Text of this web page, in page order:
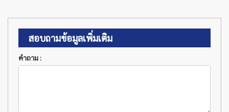
สอบถามข้อมูลเพิ่มเติม
คำถาม :